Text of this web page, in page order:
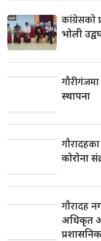
कांग्रेसकाे
भाेली
गौरीगंजमा
स्थापना
गाैरादहका
काेराेना
गाैरादह
अधिकृत